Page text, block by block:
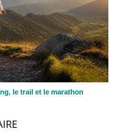
le trail et le marathon